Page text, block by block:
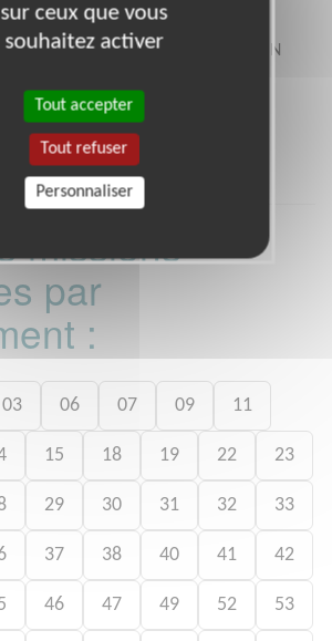
Siège régional 2 rue St Gervais LYON
vendredi 09h/12h30 et 13h30/17h
missions
par
:
03 06 07 09 11
15 18 19 22 23
29 30 31 32 33
37 38 40 41 42
46 47 49 52 53
sur ceux que vous
souhaitez activer
Tout accepter
Tout refuser
Personnaliser